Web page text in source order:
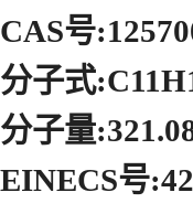
CAS号
分子式
分子量
EINECS号